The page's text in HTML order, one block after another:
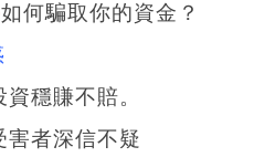
如何騙取你的資金？
穩賺不賠。
害者深信不疑